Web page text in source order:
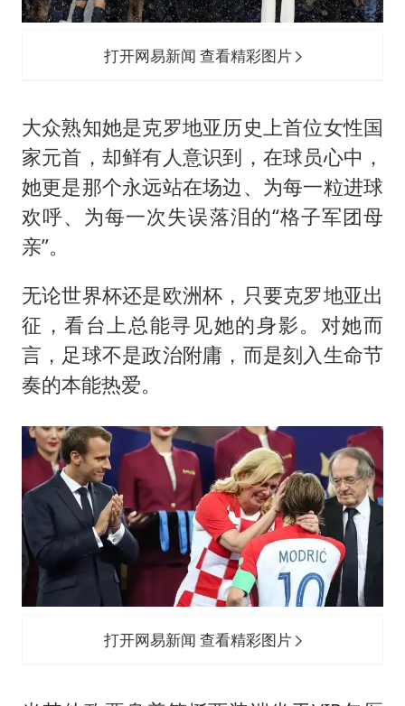
打开网易新闻 查看精彩图片
大众熟知她是克罗地亚历史上首位女性国
家元首，却鲜有人意识到，在球员心中，
她更是那个永远站在场边、为每一粒进球
欢呼、为每一次失误落泪的“格子军团母
亲”。
无论世界杯还是欧洲杯，只要克罗地亚出
征，看台上总能寻见她的身影。对她而
言，足球不是政治附庸，而是刻入生命节
奏的本能热爱。
打开网易新闻 查看精彩图片